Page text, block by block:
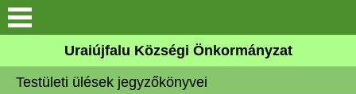
Köszöntő
Elérhetőségek
Uraiújfalu Községi Önkormányzat
Testületi ülések jegyzőkönyvei